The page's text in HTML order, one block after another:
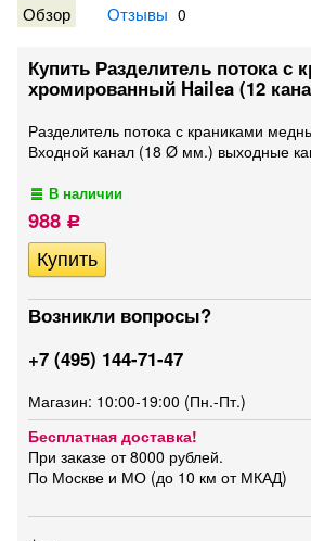
Обзор Отзывы 0
Купить Разделитель потока с
хромированный Hailea (12
Разделитель потока с краниками
Входной канал (18 Ø мм.) выходные
В наличии
988 Р
Возникли вопросы?
+7 (495) 144-71-47
Магазин: 10:00-19:00 (Пн.-Пт.)
Бесплатная доставка!
При заказе от 8000 рублей.
По Москве и МО (до 10 км от МКАД)